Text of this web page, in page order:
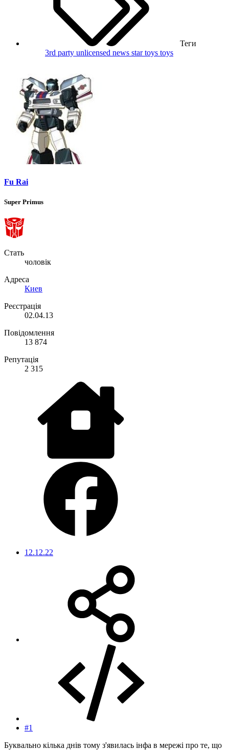
Теги
3rd party unlicensed news star toys toys
Fu Rai
Super Primus
Стать
чоловік
Адреса
Киев
Реєстрація
02.04.13
Повідомлення
13 874
Репутація
2 315
12.12.22
#1
Буквально кілька днів тому з'явилась інфа в мережі про те, що